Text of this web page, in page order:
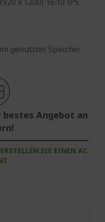
genutzter Speicher
bestes Angebot an
ERSTELLEN SIE EINEN AC